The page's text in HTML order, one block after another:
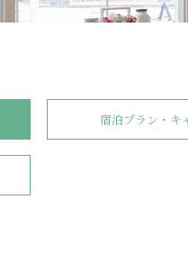
宿泊プラン・キ